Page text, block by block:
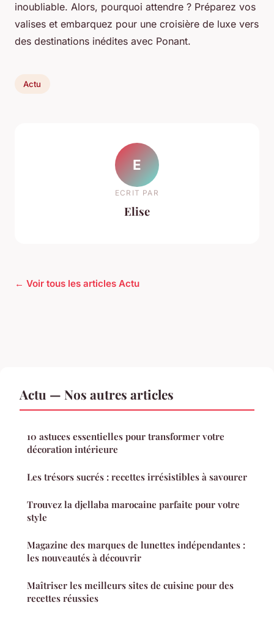
inoubliable. Alors, pourquoi attendre ? Préparez vos
valises et embarquez pour une croisière de luxe vers
des destinations inédites avec Ponant.
Actu
E
ECRIT PAR
Elise
← Voir tous les articles Actu
Actu — Nos autres articles
10 astuces essentielles pour transformer votre
décoration intérieure
Les trésors sucrés : recettes irrésistibles à savourer
Trouvez la djellaba marocaine parfaite pour votre
style
Magazine des marques de lunettes indépendantes :
les nouveautés à découvrir
Maîtriser les meilleurs sites de cuisine pour des
recettes réussies